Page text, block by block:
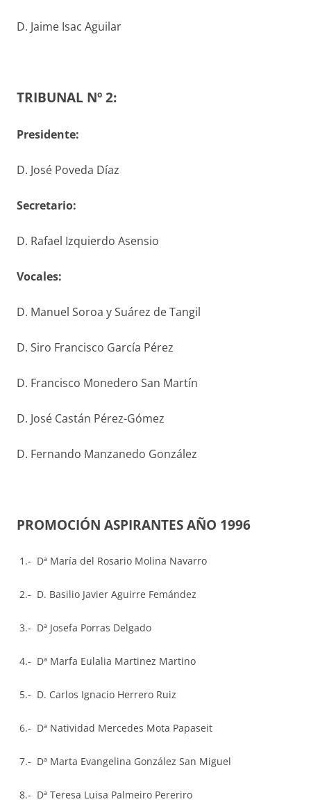
D. Jaime Isac Aguilar
TRIBUNAL Nº 2:
Presidente:
D. José Poveda Díaz
Secretario:
D. Rafael Izquierdo Asensio
Vocales:
D. Manuel Soroa y Suárez de Tangil
D. Siro Francisco García Pérez
D. Francisco Monedero San Martín
D. José Castán Pérez-Gómez
D. Fernando Manzanedo González
PROMOCIÓN ASPIRANTES AÑO 1996
1.- Dª María del Rosario Molina Navarro
2.- D. Basilio Javier Aguirre Femández
3.- Dª Josefa Porras Delgado
4.- Dª Marfa Eulalia Martinez Martino
5.- D. Carlos Ignacio Herrero Ruiz
6.- Dª Natividad Mercedes Mota Papaseit
7.- Dª Marta Evangelina González San Miguel
8.- Dª Teresa Luisa Palmeiro Pereriro